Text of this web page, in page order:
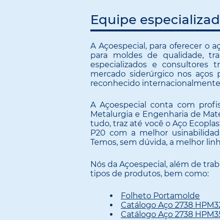
Equipe
A Açoespecial, para oferecer o
para moldes de qualidade,
especializados e consultores
mercado siderúrgico nos aços
reconhecido
A Açoespecial conta com
Metalurgia e Engenharia de
tudo, traz até você o Aço
P20 com a melhor
Temos, sem dúvida, a melhor
Nós da Açoespecial, além de
tipos de produtos, bem como:
Folheto Portamolde
Catálogo Aço 2738
Catálogo Aço 2738